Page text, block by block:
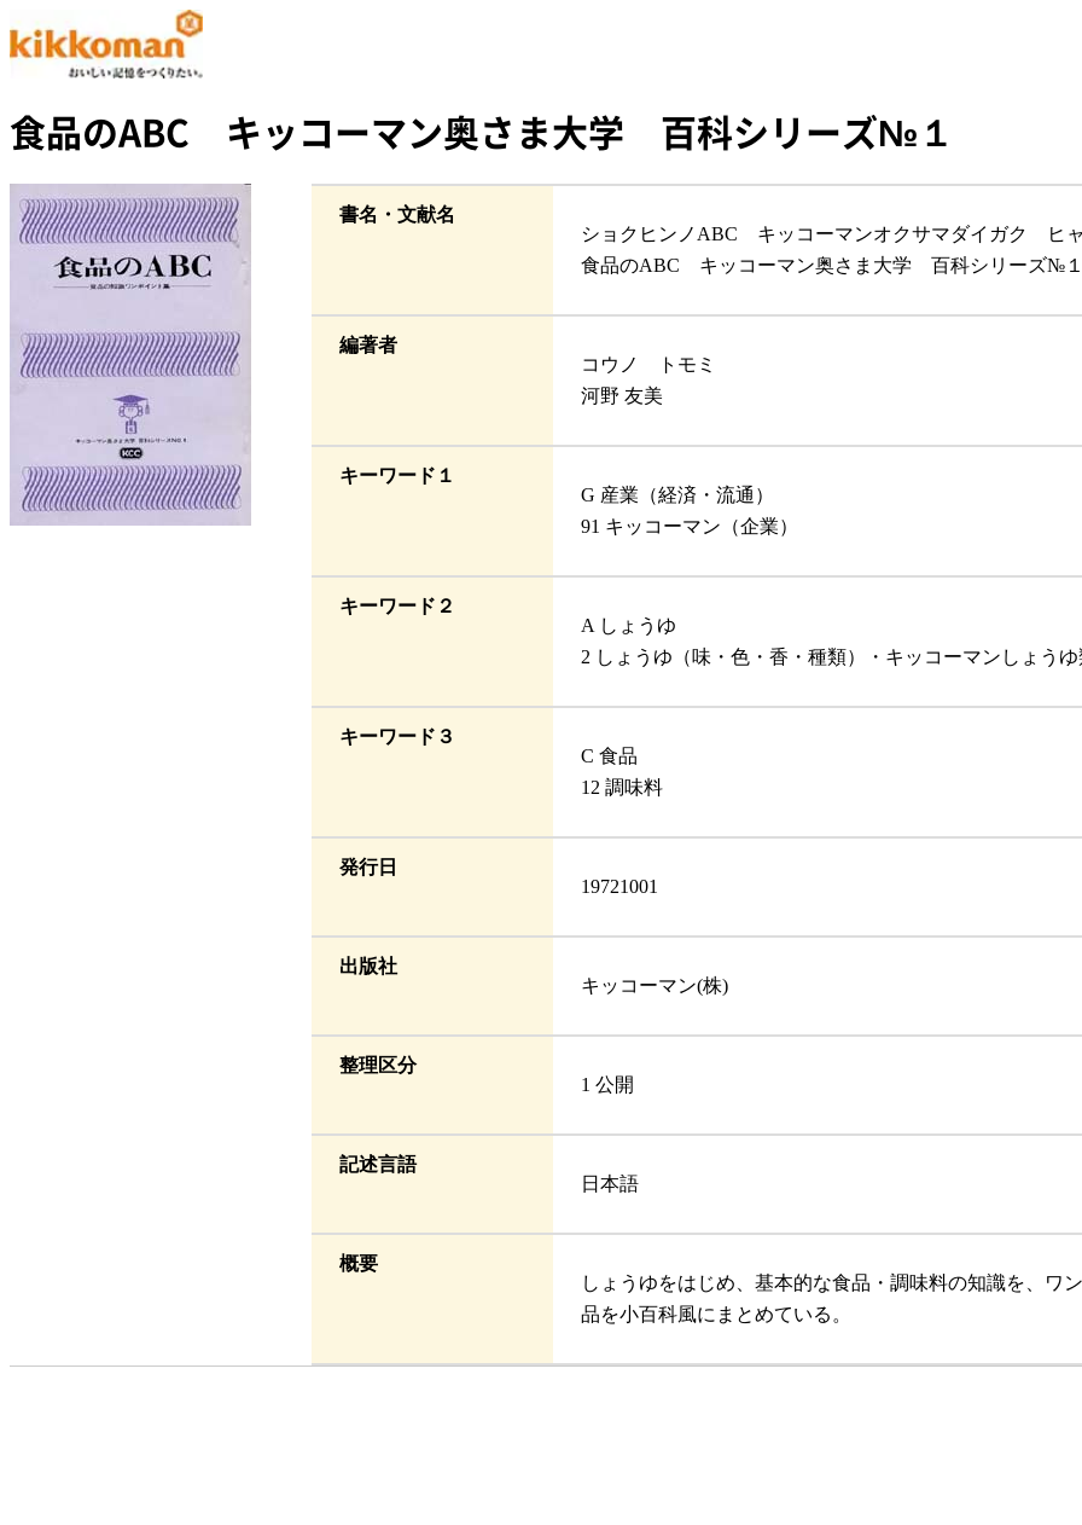
食品のABC キッコーマン奥さま大学 百科シリーズ№１
書名・文献名
ショクヒンノABC キッコーマンオクサマダイガク ヒ
食品のABC キッコーマン奥さま大学 百科シリーズ№
編著者
コウノ トモミ
河野 友美
キーワード１
G 産業（経済・流通）
91 キッコーマン（企業）
キーワード２
A しょうゆ
2 しょうゆ（味・色・香・種類）・キッコーマンしょう
キーワード３
C 食品
12 調味料
発行日
19721001
出版社
キッコーマン(株)
整理区分
1 公開
記述言語
日本語
概要
しょうゆをはじめ、基本的な食品・調味料の知識を、ワ
品を小百科風にまとめている。